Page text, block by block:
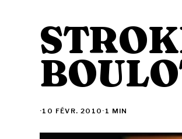
·10 FÉVR. 2010 · 1 MIN